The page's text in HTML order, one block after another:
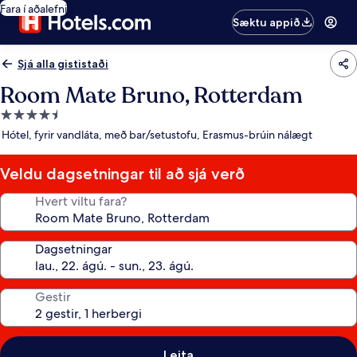
Fara í aðalefni
Sæktu appið
Sjá alla gististaði
Room Mate Bruno, Rotterdam
4.5
stjörnu
Hótel, fyrir vandláta, með bar/setustofu, Erasmus-brúin nálægt
Veldu dagsetningar til að sjá verð
Hvert viltu fara?
Dagsetningar
Gestir